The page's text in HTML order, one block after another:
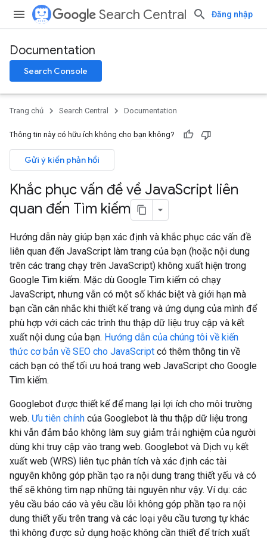
Search Central Đăng nhập
Documentation
Search Console
Trang chủ Search Central Documentation
Thông tin này có hữu ích không cho bạn không?
Gửi ý kiến phản hồi
Khắc phục vấn đề về JavaScript liên
quan đến Tìm kiếm
Hướng dẫn này giúp bạn xác định và khắc phục các vấn đề
liên quan đến JavaScript làm trang của bạn (hoặc nội dung
trên các trang chạy trên JavaScript) không xuất hiện trong
Google Tìm kiếm. Mặc dù Google Tìm kiếm có chạy
JavaScript, nhưng vẫn có một số khác biệt và giới hạn mà
bạn cần cân nhắc khi thiết kế trang và ứng dụng của mình để
phù hợp với cách các trình thu thập dữ liệu truy cập và kết
xuất nội dung của bạn. Hướng dẫn của chúng tôi về kiến
thức cơ bản về SEO cho JavaScript có thêm thông tin về
cách bạn có thể tối ưu hoá trang web JavaScript cho Google
Tìm kiếm.
Googlebot được thiết kế để mang lại lợi ích cho môi trường
web. Ưu tiên chính của Googlebot là thu thập dữ liệu trong
khi vẫn đảm bảo không làm suy giảm trải nghiệm của người
dùng khi truy cập vào trang web. Googlebot và Dịch vụ kết
xuất web (WRS) liên tục phân tích và xác định các tài
nguyên không góp phần tạo ra nội dung trang thiết yếu và có
thể sẽ không tìm nạp những tài nguyên như vậy. Ví dụ: các
yêu cầu báo cáo và yêu cầu lỗi không góp phần tạo ra nội
dung thiết yếu trên trang và các loại yêu cầu tương tự khác
thì không được sử dụng hoặc không cần thiết để trích xuất